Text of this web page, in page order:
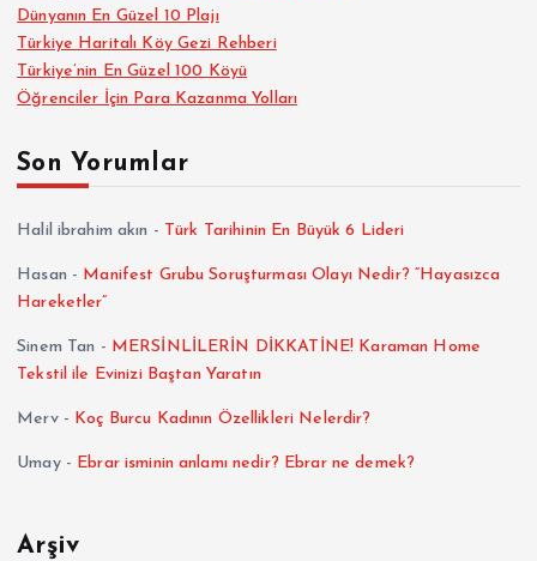
Dünyanın En Güzel 10 Plajı
Türkiye Haritalı Köy Gezi Rehberi
Türkiye’nin En Güzel 100 Köyü
Öğrenciler İçin Para Kazanma Yolları
Son Yorumlar
Halil ibrahim akın - Türk Tarihinin En Büyük 6 Lideri
Hasan - Manifest Grubu Soruşturması Olayı Nedir? “Hayasızca
Hareketler”
Sinem Tan - MERSİNLİLERİN DİKKATİNE! Karaman Home
Tekstil ile Evinizi Baştan Yaratın
Merv- Koç Burcu Kadının Özellikleri Nelerdir?
Umay- Ebrar isminin anlamı nedir? Ebrar ne demek?
Arşiv